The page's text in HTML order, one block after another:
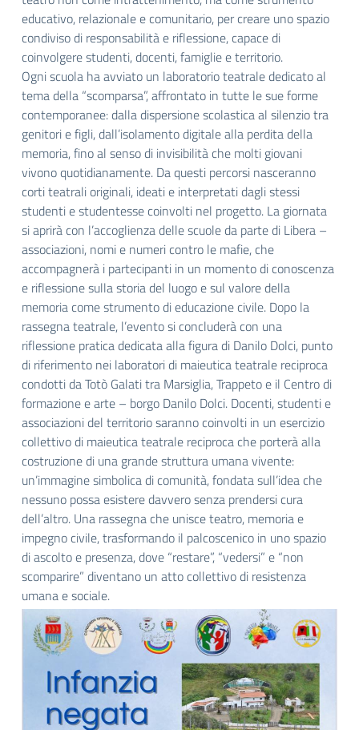
educativo, relazionale e comunitario, per creare uno spazio
condiviso di responsabilità e riflessione, capace di
coinvolgere studenti, docenti, famiglie e territorio.
Ogni scuola ha avviato un laboratorio teatrale dedicato al
tema della “scomparsa”, affrontato in tutte le sue forme
contemporanee: dalla dispersione scolastica al silenzio tra
genitori e figli, dall’isolamento digitale alla perdita della
memoria, fino al senso di invisibilità che molti giovani
vivono quotidianamente. Da questi percorsi nasceranno
corti teatrali originali, ideati e interpretati dagli stessi
studenti e studentesse coinvolti nel progetto. La giornata
si aprirà con l’accoglienza delle scuole da parte di Libera –
associazioni, nomi e numeri contro le mafie, che
accompagnerà i partecipanti in un momento di conoscenza
e riflessione sulla storia del luogo e sul valore della
memoria come strumento di educazione civile. Dopo la
rassegna teatrale, l’evento si concluderà con una
riflessione pratica dedicata alla figura di Danilo Dolci, punto
di riferimento nei laboratori di maieutica teatrale reciproca
condotti da Totò Galati tra Marsiglia, Trappeto e il Centro di
formazione e arte – borgo Danilo Dolci. Docenti, studenti e
associazioni del territorio saranno coinvolti in un esercizio
collettivo di maieutica teatrale reciproca che porterà alla
costruzione di una grande struttura umana vivente:
un’immagine simbolica di comunità, fondata sull’idea che
nessuno possa esistere davvero senza prendersi cura
dell’altro. Una rassegna che unisce teatro, memoria e
impegno civile, trasformando il palcoscenico in uno spazio
di ascolto e presenza, dove “restare”, “vedersi” e “non
scomparire” diventano un atto collettivo di resistenza
umana e sociale.